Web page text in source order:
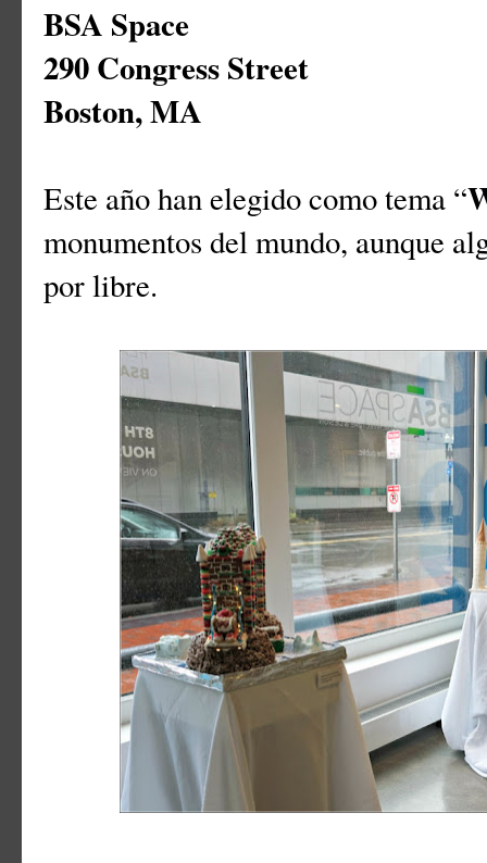
BSA Space
290 Congress Street
Boston, MA
Este año han elegido como tema “
monumentos del mundo, aunque
por libre.